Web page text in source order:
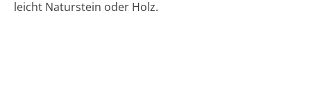
leicht Naturstein oder Holz.